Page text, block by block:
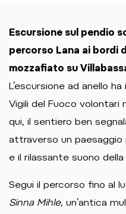
Escursione sul pendio
percorso Lana ai bordi
mozzafiato su
L’escursione ad anello
Vigili del Fuoco volontari
qui, il sentiero ben
attraverso un
e il rilassante suono della
Segui il percorso fino al
Sinna Mihle, un’antica